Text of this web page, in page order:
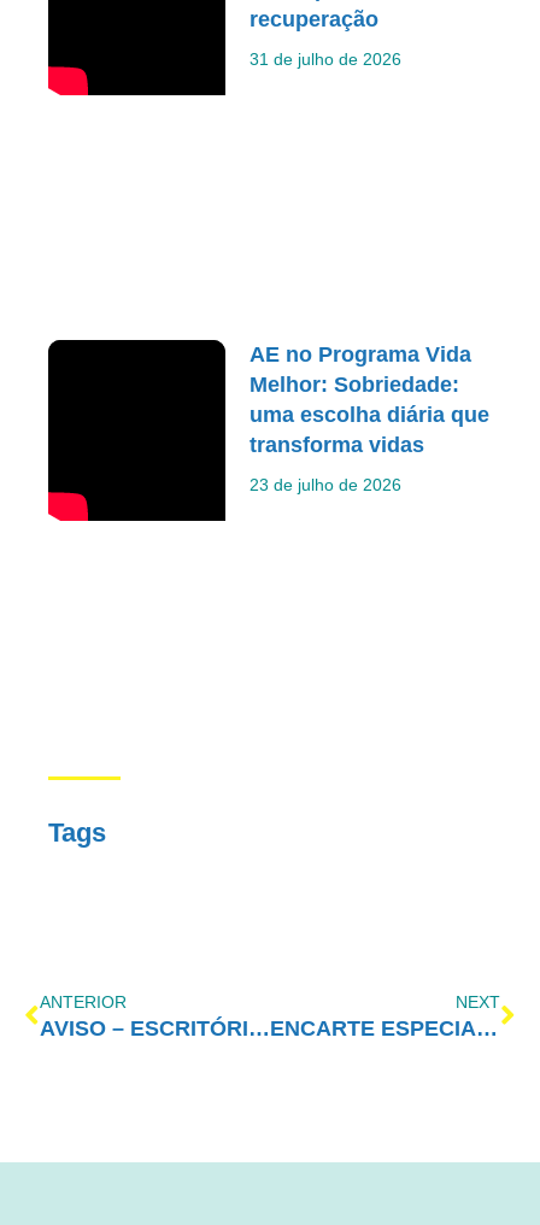
recuperação
31 de julho de 2026
AE no Programa Vida
Melhor: Sobriedade:
uma escolha diária que
transforma vidas
23 de julho de 2026
Tags
ANTERIOR
AVISO – ESCRITÓRIO FECHADO
NEXT
ENCARTE ESPECIAL – ABRIL/2021